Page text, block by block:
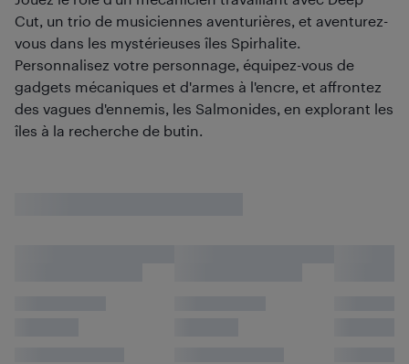
Cut, un trio de musiciennes aventurières, et aventurez-
vous dans les mystérieuses îles Spirhalite.
Personnalisez votre personnage, équipez-vous de
gadgets mécaniques et d'armes à l'encre, et affrontez
des vagues d'ennemis, les Salmonides, en explorant les
îles à la recherche de butin.